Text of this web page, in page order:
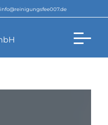
info@reinigungsfee007.de